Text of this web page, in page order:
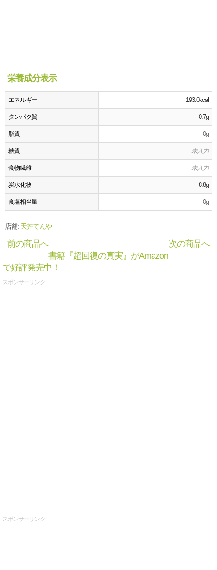
栄養成分表示
エネルギー 193.0kcal
タンパク質 0.7g
脂質 0g
糖質 未入力
食物繊維 未入力
炭水化物 8.8g
食塩相当量 0g
店舗: 天丼てんや
前の商品へ
次の商品へ
書籍『超回復の真実』がAmazon
で好評発売中！
スポンサーリンク
スポンサーリンク